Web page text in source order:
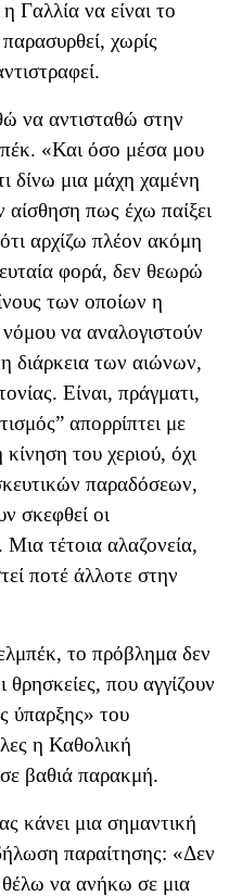
η Γαλλία να είναι το
ί, χωρίς
.
να αντισταθώ στην
. «Και όσο μέσα μου
δίνω μια μάχη χαμένη
πως έχω παίξει
αρχίζω πλέον ακόμη
φορά, δεν θεωρώ
των οποίων η
να αναλογιστούν
διάρκεια των αιώνων,
Είναι, πράγματι,
” απορρίπτει με
του χεριού, όχι
παραδόσεων,
σκεφθεί οι
Μια τέτοια αλαζονεία,
ποτέ άλλοτε στην
το πρόβλημα δεν
θρησκείες, που αγγίζουν
ύπαρξης» του
η Καθολική
σε βαθιά παρακμή.
κάνει μια σημαντική
παραίτησης: «Δεν
θέλω να ανήκω σε μια